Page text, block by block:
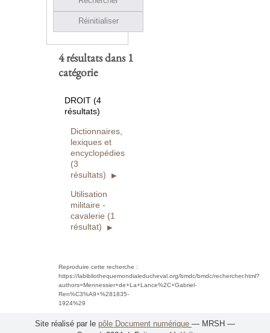
Réinitialiser
4 résultats dans 1
catégorie
DROIT (4
résultats)
Dictionnaires,
lexiques et
encyclopédies
(3
résultats)
Utilisation
militaire -
cavalerie (1
résultat)
Reproduire cette recherche :
https://labibliothequemondialeducheval.org/bmdc/bmdc/rechercher.html?
authors=Mennessier+de+La+Lance%2C+Gabriel-
Ren%C3%A9+%281835-
1924%29
Site réalisé par le pôle Document numérique — MRSH —